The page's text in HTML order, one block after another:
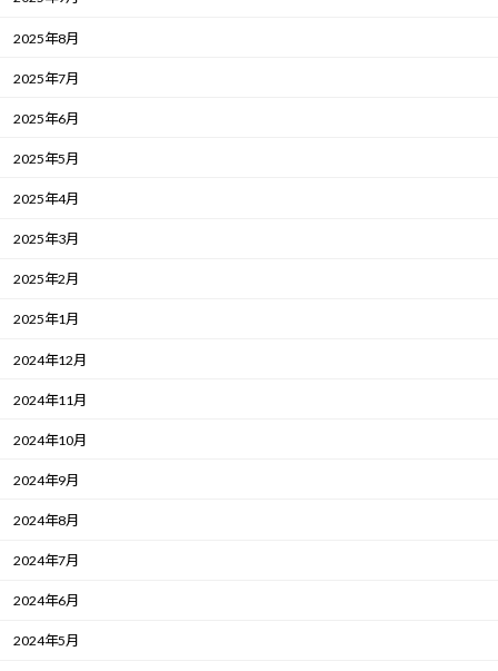
2025年8月
2025年7月
2025年6月
2025年5月
2025年4月
2025年3月
2025年2月
2025年1月
2024年12月
2024年11月
2024年10月
2024年9月
2024年8月
2024年7月
2024年6月
2024年5月